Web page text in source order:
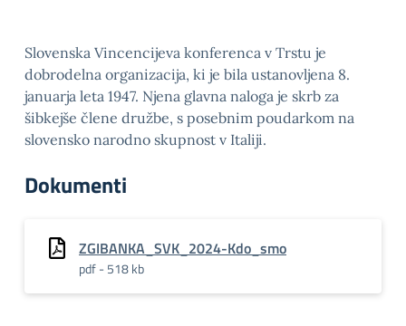
Slovenska Vincencijeva konferenca v Trstu je
dobrodelna organizacija, ki je bila ustanovljena 8.
januarja leta 1947. Njena glavna naloga je skrb za
šibkejše člene družbe, s posebnim poudarkom na
slovensko narodno skupnost v Italiji.
Dokumenti
ZGIBANKA_SVK_2024-Kdo_smo
pdf - 518 kb